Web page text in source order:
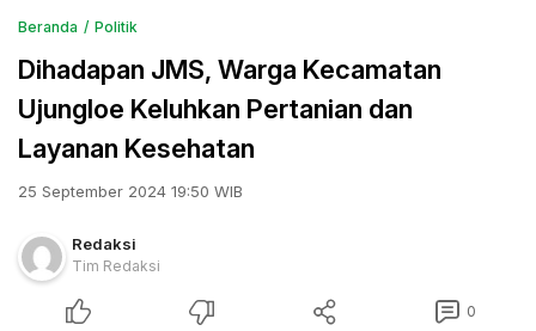
Beranda Politik
Dihadapan JMS, Warga Kecamatan
Ujungloe Keluhkan Pertanian dan
Layanan Kesehatan
25 September 2024 19:50 WIB
Redaksi
Tim Redaksi
0